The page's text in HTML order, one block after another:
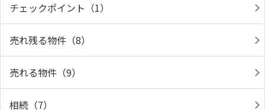
チェックポイント（1）
売れ残る物件（8）
売れる物件（9）
相続（7）